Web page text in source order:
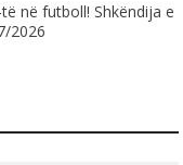
në futboll! Shkëndija e
2026